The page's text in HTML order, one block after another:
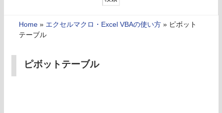
Home » エクセルマクロ・Excel VBAの使い方 » ピボット
テーブル
ピボットテーブル